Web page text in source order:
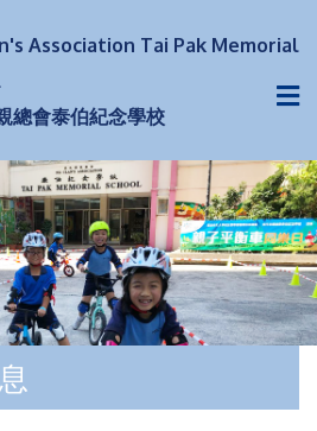
Association Tai Pak Memorial
總會泰伯紀念學校